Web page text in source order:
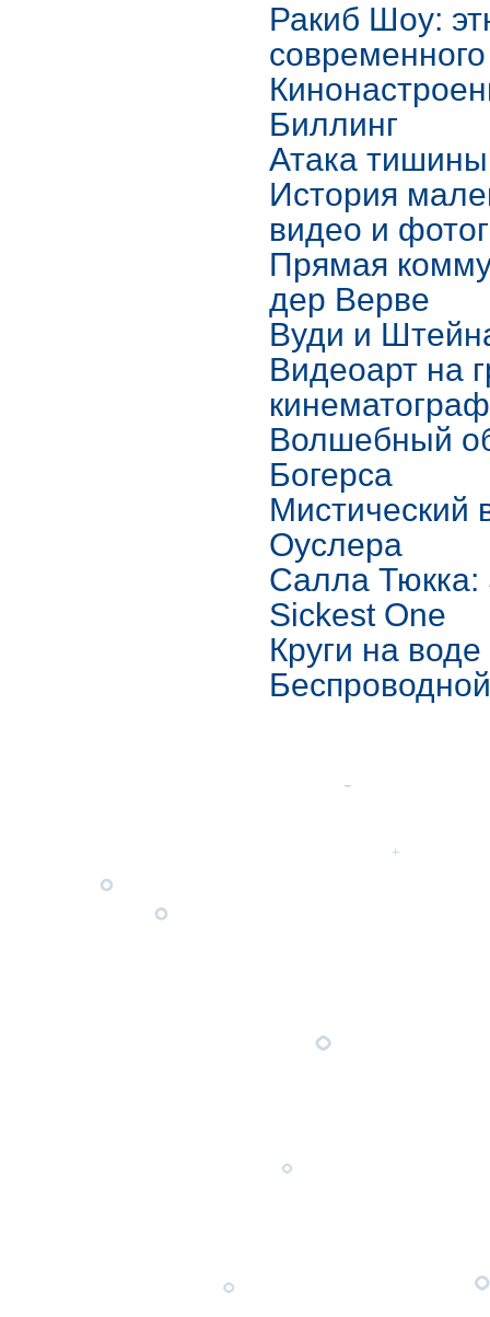
Ракиб Шоу:
современного
Биллинг
Атака тишины
История
видео и
Прямая
дер Верве
Вуди и
Видеоарт на
Волшебный
Богерса
Мистический
Оуслера
Салла Тюкка:
Sickest One
Круги на воде